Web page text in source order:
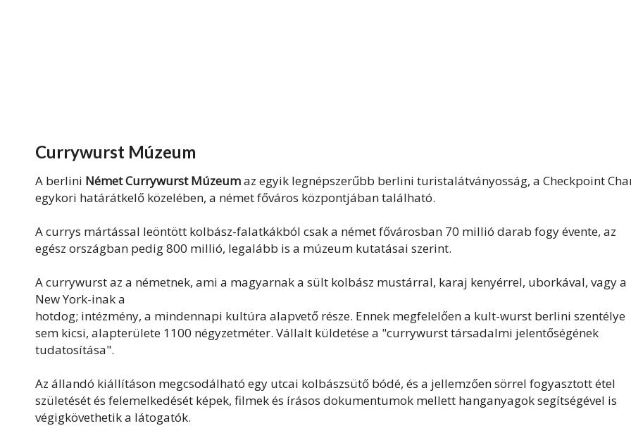
Currywurst Múzeum
A berlini Német CurrywurstMúzeumaz egyik legnépszerűbb berlini turistalátványosság, a Checkpoint
egykori határátkelő közelében, a német főváros központjában található.
A currys mártással leöntött kolbász-falatkákból csak a német fővárosban 70 millió darab fogy évente, az
egész országban pedig 800 millió, legalább is a múzeum kutatásai szerint.
A currywurst az a németnek, ami a magyarnak a sült kolbász mustárral, karaj kenyérrel, uborkával, vagy a
New York-inak a
hotdog; intézmény, a mindennapi kultúra alapvető része. Ennek megfelelően a kult-wurst berlini szentélye
sem kicsi, alapterülete 1100 négyzetméter. Vállalt küldetése a "currywurst társadalmi jelentőségének
tudatosítása".
Az állandó kiállításon megcsodálható egy utcai kolbászsütő bódé, és a jellemzően sörrel fogyasztott étel
születését és felemelkedését képek, filmek és írásos dokumentumok mellett hanganyagok segítségével is
végigkövethetik a látogatók.